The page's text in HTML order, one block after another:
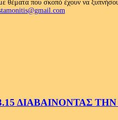
που σκοπό έχουν να ξυπνήσουν
ΤΗΝ